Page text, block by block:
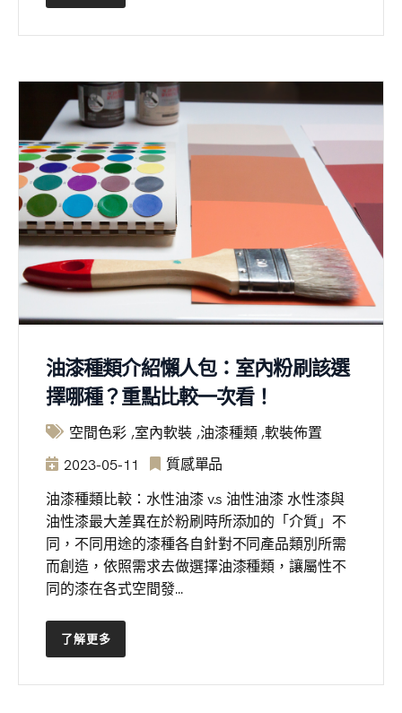
油漆種類介紹懶人包：室內粉刷該選
擇哪種？重點比較一次看！
空間色彩 室內軟裝 油漆種類 軟裝佈置
2023-05-11
質感單品
油漆種類比較：水性油漆 v.s 油性油漆 水性漆與
油性漆最大差異在於粉刷時所添加的「介質」不
同，不同用途的漆種各自針對不同產品類別所需
而創造，依照需求去做選擇油漆種類，讓屬性不
同的漆在各式空間發...
了解更多